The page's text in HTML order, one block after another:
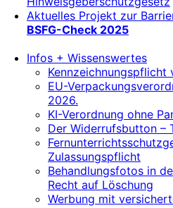
Aktuelles Projekt zur
BSFG-Check 2025
Infos + Wissenswertes
Kennzeichnungspflicht
EU-
2026.
KI-Verordnung ohne
Der Widerrufsbutton –
Zulassungspflicht
Behandlungsfotos in
Recht auf Löschung
Werbung mit